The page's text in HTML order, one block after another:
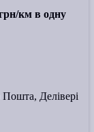
км в одну
Делівері